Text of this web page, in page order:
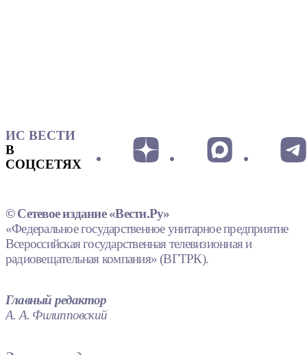
ИС ВЕСТИ
В
СОЦСЕТЯХ
© Сетевое издание «Вести.Ру»
«Федеральное государственное унитарное предприятие
Всероссийская государственная телевизионная и
радиовещательная компания» (ВГТРК).
Главный редактор
А. А. Филипповский